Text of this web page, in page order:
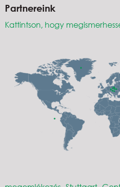
Partnereink
Kattintson, hogy